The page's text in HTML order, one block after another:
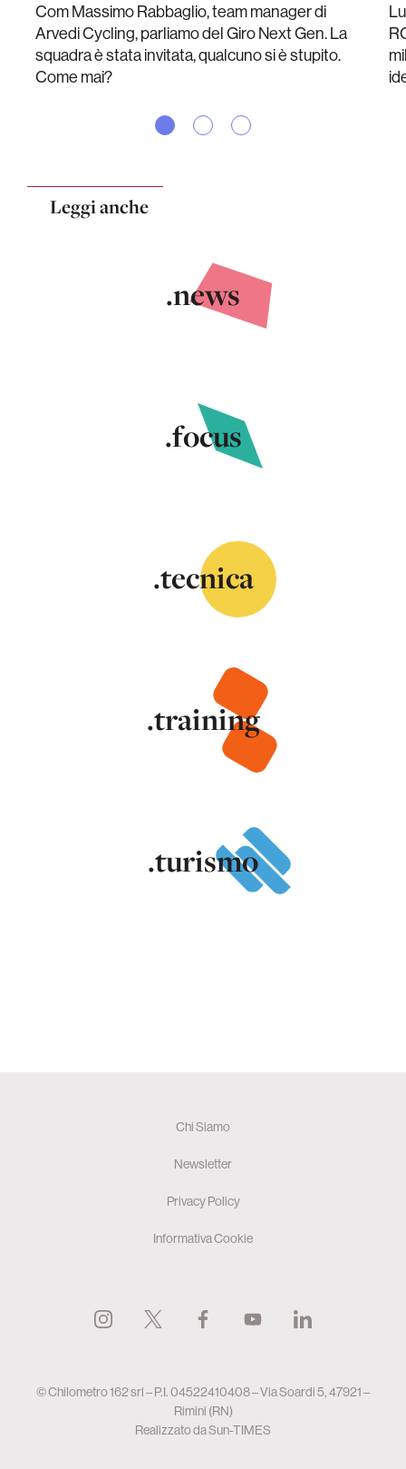
Com Massimo Rabbaglio, team manager di
Arvedi Cycling, parliamo del Giro Next Gen. La
squadra è stata invitata, qualcuno si è stupito.
Come mai?
Leggi anche
.news
.focus
.tecnica
.training
.turismo
Chi Siamo
Newsletter
Privacy Policy
Informativa Cookie
© Chilometro 162 srl – P.I. 04522410408 – Via Soardi 5, 47921 –
Rimini (RN)
Realizzato daSun-TIMES